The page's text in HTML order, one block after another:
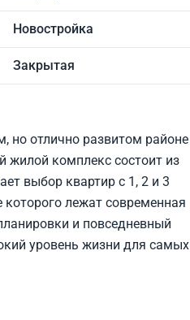
Новостройка
Закрытая
но отлично развитом районе
жилой комплекс состоит из
выбор квартир с 1, 2 и 3
лежат современная
и повседневный
уровень жизни для самых